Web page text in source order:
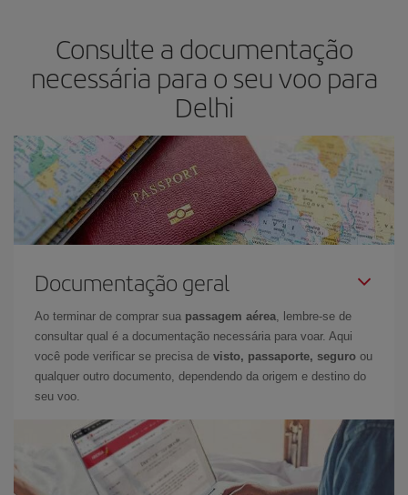
Consulte a documentação
necessária para o seu voo para
Delhi
Documentação geral
Ao terminar de comprar sua passagem aérea , lembre-se de
consultar qual é a documentação necessária para voar. Aqui
você pode verificar se precisa de visto, passaporte, seguro ou
qualquer outro documento, dependendo da origem e destino do
seu voo.